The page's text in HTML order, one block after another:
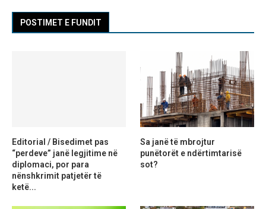
POSTIMET E FUNDIT
Editorial / Bisedimet pas
“perdeve” janë legjitime në
diplomaci, por para
nënshkrimit patjetër të
ketë...
Sa janë të mbrojtur
punëtorët e ndërtimtarisë
sot?